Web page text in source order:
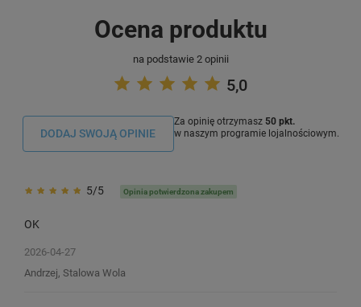
Ocena produktu
na podstawie 2 opinii
5,0
DODAJ SWOJĄ OPINIE
Za opinię otrzymasz 50 pkt.
w naszym programie lojalnościowym.
5/5 Opinia potwierdzona zakupem
OK
2026-04-27
Andrzej, Stalowa Wola